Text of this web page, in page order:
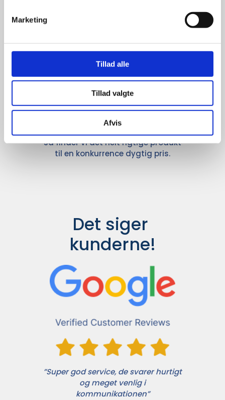
Marketing
Tillad alle
Tillad valgte
Afvis
hjemmesiden
Produkterne på hjemmesiden er
kun et lille udpluk af de
reklameartikler, vi kan skaffe.
Udvalget er langt større, så har I en
idé til et konkret produkt, eller et
helt særligt ønske, så send en
forespørgsel tilinfo@syddesign.dk,
så finder vi det helt rigtige produkt
til en konkurrence dygtig pris.
Det siger
kunderne!
”Super god service, de svarer hurtigt
og meget venlig i
kommunikationen”